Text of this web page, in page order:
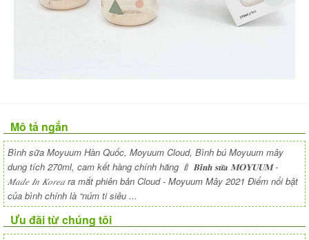
Mô tả ngắn
Bình sữa Moyuum Hàn Quốc, Moyuum Cloud, Bình bú Moyuum mây
dung tích 270ml, cam kết hàng chính hãng 🍼 𝐁𝐢̀𝐧𝐡 𝐬𝐮̛̃𝐚 𝐌𝐎𝐘𝐔𝐔𝐌 -
𝑀𝑎𝑑𝑒 𝐼𝑛 𝐾𝑜𝑟𝑒𝑎 ra mắt phiên bản Cloud - Moyuum Mây 2021 Điểm nổi bật
của bình chính là “núm ti siêu ...
Ưu đãi từ chúng tôi